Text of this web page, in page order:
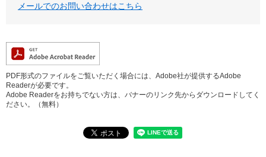
メールでのお問い合わせはこちら
PDF形式のファイルをご覧いただく場合には、Adobe社が提供するAdobe
Readerが必要です。
Adobe Readerをお持ちでない方は、バナーのリンク先からダウンロードしてく
ださい。（無料）